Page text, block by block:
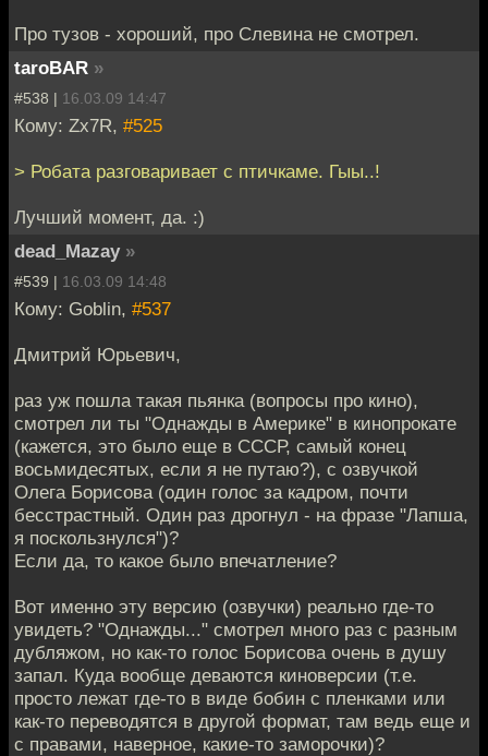
Про тузов - хороший, про Слевина не смотрел.
taroBAR »
#538 | 16.03.09 14:47
Кому: Zx7R, #525
> Робата разговаривает с птичкаме. Гыы..!
Лучший момент, да. :)
dead_Mazay »
#539 | 16.03.09 14:48
Кому: Goblin, #537
Дмитрий Юрьевич,
раз уж пошла такая пьянка (вопросы про кино),
смотрел ли ты "Однажды в Америке" в кинопрокате
(кажется, это было еще в СССР, самый конец
восьмидесятых, если я не путаю?), с озвучкой
Олега Борисова (один голос за кадром, почти
бесстрастный. Один раз дрогнул - на фразе "Лапша,
я поскользнулся")?
Если да, то какое было впечатление?
Вот именно эту версию (озвучки) реально где-то
увидеть? "Однажды..." смотрел много раз с разным
дубляжом, но как-то голос Борисова очень в душу
запал. Куда вообще деваются киноверсии (т.е.
просто лежат где-то в виде бобин с пленками или
как-то переводятся в другой формат, там ведь еще и
с правами, наверное, какие-то заморочки)?